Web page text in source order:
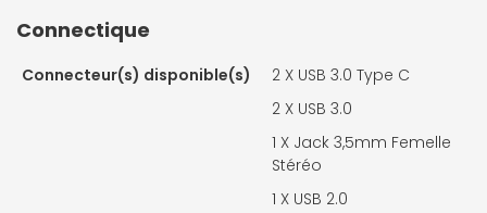
Connectique
Connecteur(s) disponible(s) 2 X USB 3.0 Type C
2 X USB 3.0
1 X Jack 3,5mm Femelle
Stéréo
1 X USB 2.0